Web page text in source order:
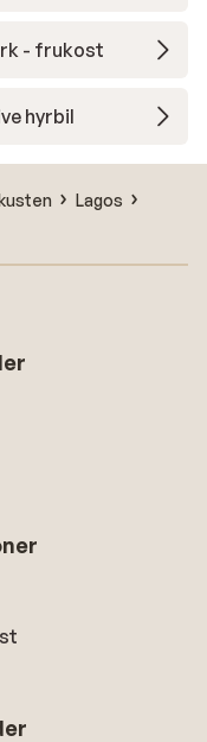
- frukost
hyrbil
Lagos